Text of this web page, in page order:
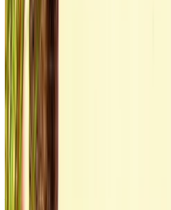
Beperk je tot je voorkeuren:
kilometerlimiet, verzekering
Maak een shortlist van de beste
autoverhuurder en neem
op via telefoon, WhatsApp of
Zorg ervoor dat u om de
Audi Q3 S Line Auto Auto